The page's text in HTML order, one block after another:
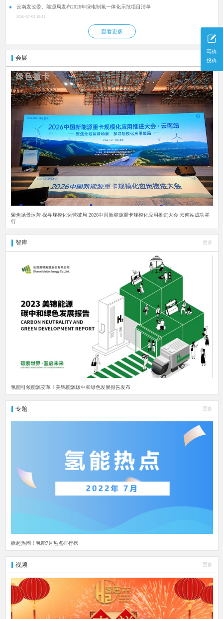
写稿
投稿
云南发改委、能源局发布2026年绿电制氢一体化示范项目清单
2026-07-03 19:41
查看更多
会展 更多
聚焦场景运营 探寻规模化运营破局 2026中国新能源重卡规模化应用推进大会·云南站成功举
行
智库 更多
氢能引领能源变革！美锦能源碳中和绿色发展报告发布
专题 更多
掀起热潮！氢能7月热点排行榜
视频 更多